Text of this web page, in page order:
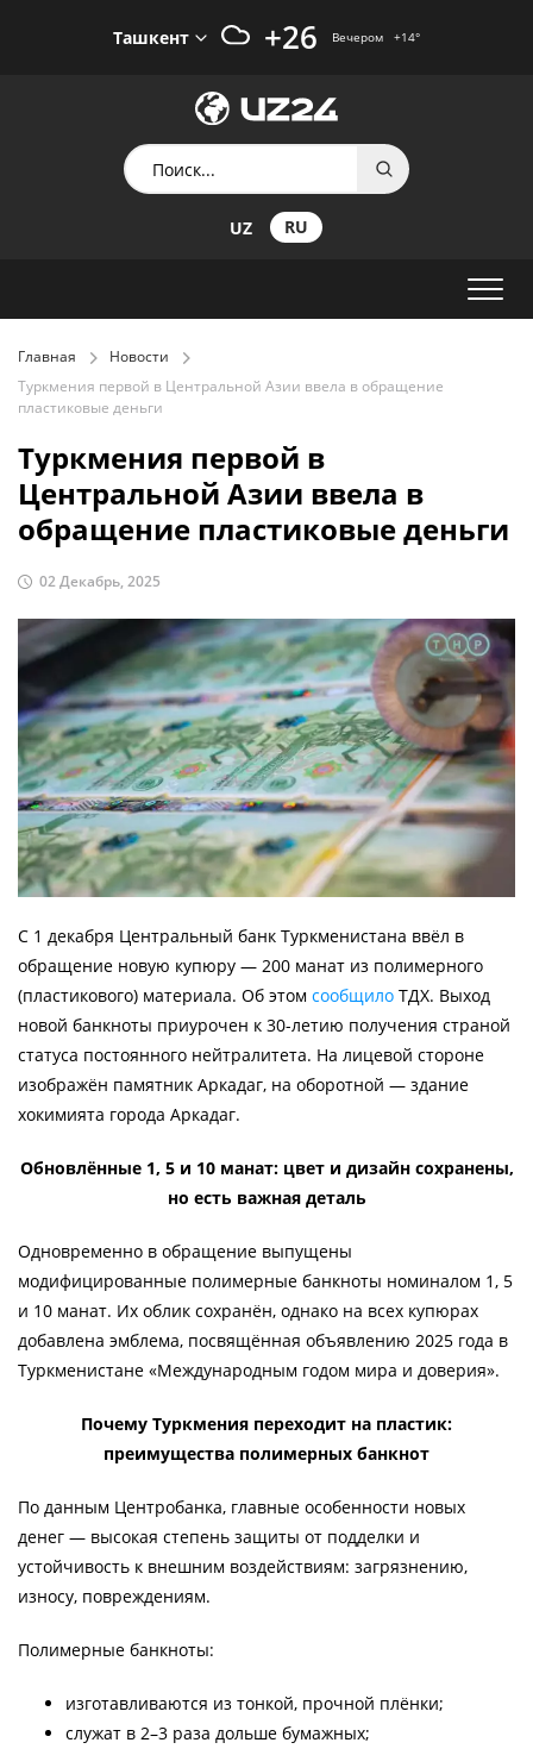
Ташкент +26 Вечером +14°
UZ RU
Главная
Новости
Туркмения первой в Центральной Азии ввела в обращение
пластиковые деньги
Туркмения первой в
Центральной Азии ввела в
обращение пластиковые деньги
02 Декабрь, 2025
С 1 декабря Центральный банк Туркменистана ввёл в
обращение новую купюру — 200 манат из полимерного
(пластикового) материала. Об этом сообщило ТДХ. Выход
новой банкноты приурочен к 30-летию получения страной
статуса постоянного нейтралитета. На лицевой стороне
изображён памятник Аркадаг, на оборотной — здание
хокимията города Аркадаг.
Обновлённые 1, 5 и 10 манат: цвет и дизайн сохранены,
но есть важная деталь
Одновременно в обращение выпущены
модифицированные полимерные банкноты номиналом 1, 5
и 10 манат. Их облик сохранён, однако на всех купюрах
добавлена эмблема, посвящённая объявлению 2025 года в
Туркменистане «Международным годом мира и доверия».
Почему Туркмения переходит на пластик:
преимущества полимерных банкнот
По данным Центробанка, главные особенности новых
денег — высокая степень защиты от подделки и
устойчивость к внешним воздействиям: загрязнению,
износу, повреждениям.
Полимерные банкноты:
изготавливаются из тонкой, прочной плёнки;
служат в 2–3 раза дольше бумажных;